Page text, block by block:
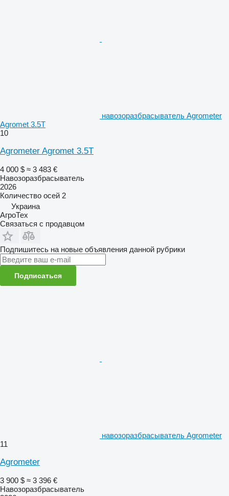
навозоразбрасыватель Agrometer
Agromet 3.5T
10
Agrometer Agromet 3.5T
4 000 $ ≈ 3 483 €
Навозоразбрасыватель
2026
Количество осей 2
Украина
АгроТех
Связаться с продавцом
Подпишитесь на новые объявления данной рубрики
Подписаться
навозоразбрасыватель Agrometer
11
Agrometer
3 900 $ ≈ 3 396 €
Навозоразбрасыватель